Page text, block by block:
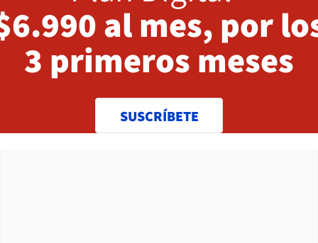
al mes, por
3 primeros meses
SUSCRÍBETE